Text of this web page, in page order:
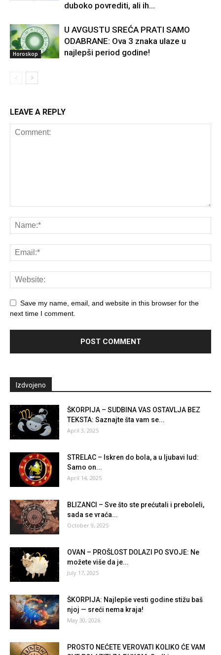
duboko povrediti, ali ih...
Horoskop
U AVGUSTU SREĆA PRATI SAMO
ODABRANE: Ova 3 znaka ulaze u
najlepši period godine!
LEAVE A REPLY
Save my name, email, and website in this browser for the
next time I comment.
Izdvojeno
ŠKORPIJA – SUDBINA VAS OSTAVLJA BEZ
TEKSTA: Saznajte šta vam se...
April 3, 2025
STRELAC – Iskren do bola, a u ljubavi lud:
Samo on...
April 14, 2025
BLIZANCI – Sve što ste prećutali i preboleli,
sada se vraća...
October 9, 2025
OVAN – PROŠLOST DOLAZI PO SVOJE: Ne
možete više da je...
July 17, 2025
ŠKORPIJA: Najlepše vesti godine stižu baš
njoj — sreći nema kraja!
May 30, 2026
PROSTO NEĆETE VEROVATI KOLIKO ĆE VAM